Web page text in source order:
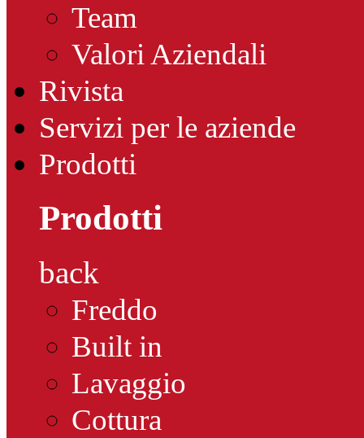
Team
Valori Aziendali
Rivista
Servizi per le aziende
Prodotti
Prodotti
back
Freddo
Built in
Lavaggio
Cottura